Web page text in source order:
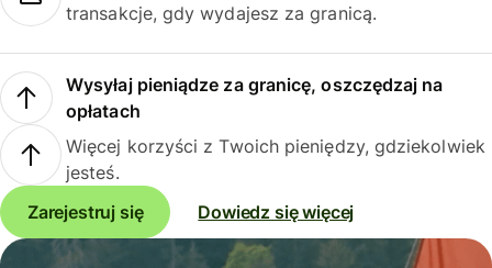
transakcje, gdy wydajesz za granicą.
Wysyłaj pieniądze za granicę, oszczędzaj na
opłatach
Więcej korzyści z Twoich pieniędzy, gdziekolwiek
jesteś.
Zarejestruj się
Dowiedz się więcej